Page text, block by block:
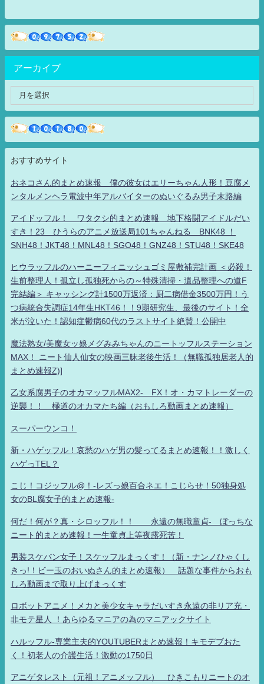
アーカイブ
おすすめサイト
おネコさん的まとめ速報 僕の彼女はエリーちゃん人形！豆腐メ
ンタルメンヘラ電波中年アルバイターのぬいぐるみ男子末路編
アイドッフル！ ワタクシ的まとめ速報 地下格闘アイドルだい
すき！23 ひうらのアニメ放送局101ちゃんねる BNK48 ！
SNH48！JKT48！MNL48！SGO48！GNZ48！STU48！SKE48
ヒウラッフルのハーニーフィニッシュゴミ屋敷補完計画 ＜必殺！
生前整理人！孤立し孤独死からの～特殊清掃・遺品整理への道F
完結編＞ キャッシング計1500万返済：厨二病借金3500万円！う
つ病統合失調症14年生HKT46！！9期研究生、最後のサイト！全
米が泣いた！認知症鬱病60代のラストサイト絶賛！公開中
魔法熟女/美魔女ッ娘メグみみちゃんのニートッフルステーション
MAX！ ニート仙人仙女の映画三昧老後生活！（無職孤独居老人的
まとめ速報Z)]
乙女系腐男子のオカマッフルMAX2- FX！オ・カマトレーダーの
逆襲！！ 極道のオカマたち編（おもしろ動画まとめ速報）
スーパーウンコ！
新・ハゲッフル！哀愁のハゲ男の髪ってるまとめ速報！！激しく
ハゲっTEL？
こじ！コジッフル@！-レズっ娘百合ネエ！こじらせ！50独身処
女のBL腐女子的まとめ速報-
何だ！何が？真・シロッフル！！ 永遠の無職童貞- ぼっちな
ニート的まとめ速報！一生童貞上等夜露死苦！
男装スケバン女子！スケッフルまっくす！（新・ナンノひゃくし
きっ!！ビー玉のおいぬさん的まとめ速報） 話題な事件からおも
しろ動画まで取り上げまっくす
ロボットアニメ！メカと美少女キャラだいすき永遠の非リア充・
非モテ星人 ！あらゆるマニアの為のマニアックサイト
ハルッフル-専業主夫的YOUTUBERまとめ速報！キモデブおた
く！初老人の介護生活！激動の1750日
アニゲタレスト（元祖！アニメッフル） ひきこもりニートのオ